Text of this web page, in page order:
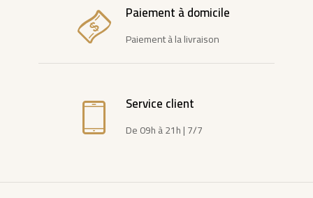
Paiement à domicile
Paiement à la livraison
Service client
De 09h à 21h | 7/7